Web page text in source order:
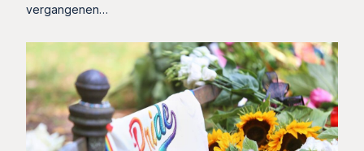
vergangenen…